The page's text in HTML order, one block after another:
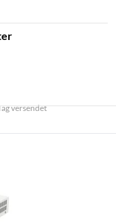
versendet